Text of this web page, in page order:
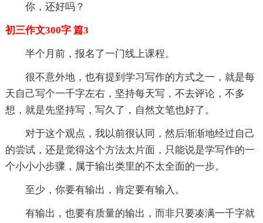
你，还好吗？
初三作文300字 篇3
半个月前，报名了一门线上课程。
很不意外地，也有提到学习写作的方式之一，就是每
天自己写个一千字左右，坚持每天写，不去评论，不多
想，就是先坚持写，写久了，自然文笔也好了。
对于这个观点，我以前很认同，然后渐渐地经过自己
的尝试，还是觉得这个方法太片面，只能说是学写作的一
个小小小步骤，属于输出类里的不太全面的一步。
至少，你要有输出，肯定要有输入。
有输出，也要有质量的输出，而非只要凑满一千字就